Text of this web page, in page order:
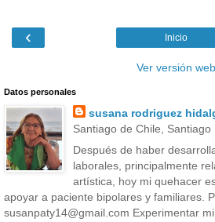
‹ Inicio
Ver versión web
Datos personales
susana rodriguez
Santiago de Chile, Santiago
Después de haber
laborales, principalmente
artística, hoy mi quehacer
apoyar a paciente bipolares y familiares.
susanpaty14@gmail.com Experimentar